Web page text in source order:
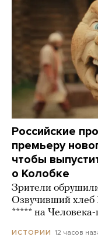
Российские
премьеру
чтобы
о Колобке
Зрители
Озвучивший хлеб
***** на
ИСТОРИИ 12 часов